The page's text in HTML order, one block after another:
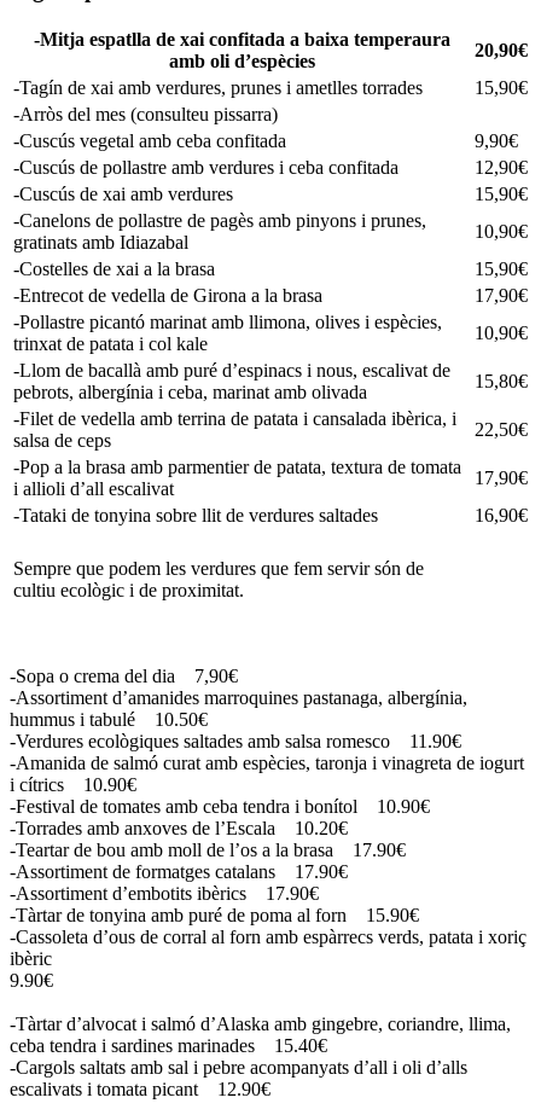
-Mitja espatlla de xai confitada a baixa temperaura
amb oli d’espècies
20,90€
-Tagín de xai amb verdures, prunes i ametlles torrades
15,90€
-Arròs del mes (consulteu pissarra)
-Cuscús vegetal amb ceba confitada
9,90€
-Cuscús de pollastre amb verdures i ceba confitada
12,90€
-Cuscús de xai amb verdures
15,90€
-Canelons de pollastre de pagès amb pinyons i prunes,
gratinats amb Idiazabal
10,90€
-Costelles de xai a la brasa
15,90€
-Entrecot de vedella de Girona a la brasa
17,90€
-Pollastre picantó marinat amb llimona, olives i espècies,
trinxat de patata i col kale
10,90€
-Llom de bacallà amb puré d’espinacs i nous, escalivat de
pebrots, albergínia i ceba, marinat amb olivada
15,80€
-Filet de vedella amb terrina de patata i cansalada ibèrica, i
salsa de ceps
22,50€
-Pop a la brasa amb parmentier de patata, textura de tomata
i allioli d’all escalivat
17,90€
-Tataki de tonyina sobre llit de verdures saltades
16,90€
Sempre que podem les verdures que fem servir són de
cultiu ecològic i de proximitat.
-Sopa o crema del dia 7,90€
-Assortiment d’amanides marroquines pastanaga, albergínia,
hummus i tabulé 10.50€
-Verdures ecològiques saltades amb salsa romesco 11.90€
-Amanida de salmó curat amb espècies, taronja i vinagreta de iogurt
i cítrics 10.90€
-Festival de tomates amb ceba tendra i bonítol 10.90€
-Torrades amb anxoves de l’Escala 10.20€
-Teartar de bou amb moll de l’os a la brasa 17.90€
-Assortiment de formatges catalans 17.90€
-Assortiment d’embotits ibèrics 17.90€
-Tàrtar de tonyina amb puré de poma al forn 15.90€
-Cassoleta d’ous de corral al forn amb espàrrecs verds, patata i xoriç
ibèric
9.90€
-Tàrtar d’alvocat i salmó d’Alaska amb gingebre, coriandre, llima,
ceba tendra i sardines marinades 15.40€
-Cargols saltats amb sal i pebre acompanyats d’all i oli d’alls
escalivats i tomata picant 12.90€